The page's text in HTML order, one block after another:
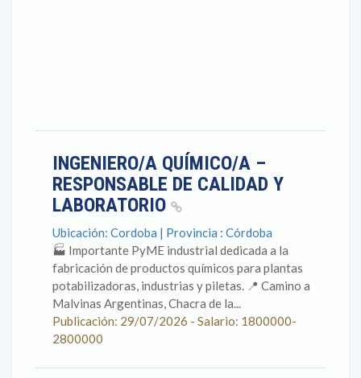
INGENIERO/A QUÍMICO/A –
RESPONSABLE DE CALIDAD Y
LABORATORIO
Ubicación: Cordoba | Provincia : Córdoba
🏭 Importante PyME industrial dedicada a la
fabricación de productos químicos para plantas
potabilizadoras, industrias y piletas. 📍 Camino a
Malvinas Argentinas, Chacra de la...
Publicación: 29/07/2026 - Salario: 1800000-
2800000